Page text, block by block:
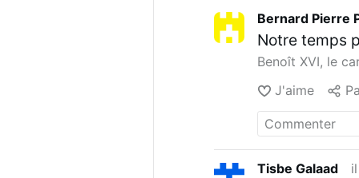
partageant
n’ont rien de
(Fernandel)
je me
campagne
entre gens
Bernard Pierre
Notre temps
Benoît XVI, le
J'aime
Tisbe Galaad